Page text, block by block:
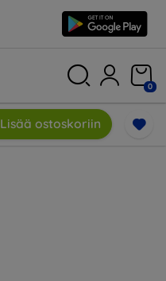
0
Lisää ostoskoriin